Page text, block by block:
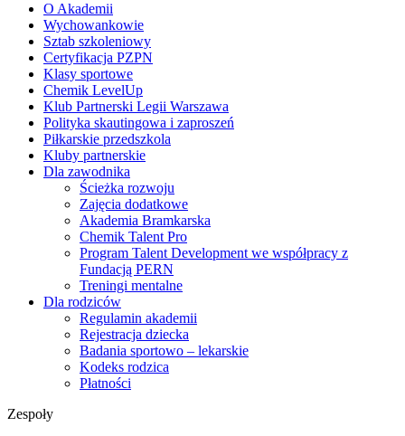
O Akademii
Wychowankowie
Sztab szkoleniowy
Certyfikacja PZPN
Klasy sportowe
Chemik LevelUp
Klub Partnerski Legii Warszawa
Polityka skautingowa i zaproszeń
Piłkarskie przedszkola
Kluby partnerskie
Dla zawodnika
Ścieżka rozwoju
Zajęcia dodatkowe
Akademia Bramkarska
Chemik Talent Pro
Program Talent Development we współpracy z
Fundacją PERN
Treningi mentalne
Dla rodziców
Regulamin akademii
Rejestracja dziecka
Badania sportowo – lekarskie
Kodeks rodzica
Płatności
Zespoły